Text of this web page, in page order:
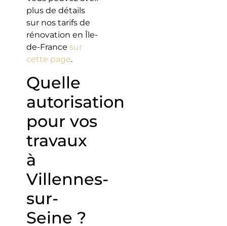
plus de détails
sur nos tarifs de
rénovation en Île-
de-France sur
cette page.
Quelle
autorisation
pour vos
travaux
à
Villennes-
sur-
Seine ?